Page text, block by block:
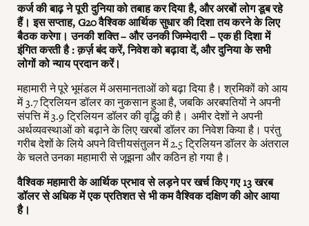
कर्ज की बाढ़ ने पूरी दुनिया को तबाह कर दिया है, और अरबों लोग डूब रहे
हैं। इस सप्ताह, G20 वैश्विक आर्थिक सुधार की दिशा तय करने के लिए
बैठक करेगा। उनकी शक्ति – और उनकी जिम्मेदारी – एक ही दिशा में
इंगित करती है : क़र्ज़ बंद करें, निवेश को बढ़ावा दें, और दुनिया के सभी
लोगों को न्याय प्रदान करें।
महामारी ने पूरे भूमंडल में असमानताओं को बढ़ा दिया है। श्रमिकों को आय
में 3.7 ट्रिलियन डॉलर का नुकसान हुआ है, जबकि अरबपतियों ने अपनी
संपत्ति में 3.9 ट्रिलियन डॉलर की वृद्धि की है। अमीर देशों ने अपनी
अर्थव्यवस्थाओं को बढ़ाने के लिए खरबों डॉलर का निवेश किया है। परंतु
गरीब देशों के लिये अपने वित्तीयसंतुलन में 2.5 ट्रिलियन डॉलर के अंतराल
के चलते उनका महामारी से जूझना और कठिन हो गया है।
वैश्विक महामारी के आर्थिक प्रभाव से लड़ने पर खर्च किए गए 13 खरब
डॉलर से अधिक में एक प्रतिशत से भी कम वैश्विक दक्षिण की ओर आया
है।